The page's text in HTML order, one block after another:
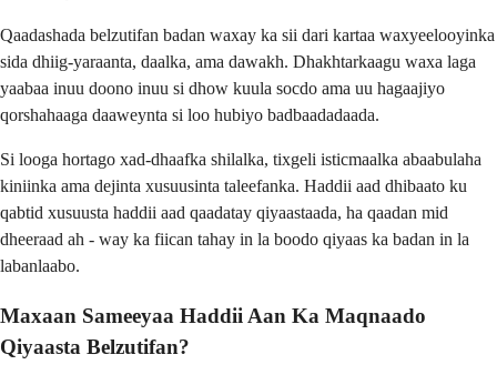
Qaadashada belzutifan badan waxay ka sii dari kartaa waxyeelooyinka
sida dhiig-yaraanta, daalka, ama dawakh. Dhakhtarkaagu waxa laga
yaabaa inuu doono inuu si dhow kuula socdo ama uu hagaajiyo
qorshahaaga daaweynta si loo hubiyo badbaadadaada.
Si looga hortago xad-dhaafka shilalka, tixgeli isticmaalka abaabulaha
kiniinka ama dejinta xusuusinta taleefanka. Haddii aad dhibaato ku
qabtid xusuusta haddii aad qaadatay qiyaastaada, ha qaadan mid
dheeraad ah - way ka fiican tahay in la boodo qiyaas ka badan in la
labanlaabo.
Maxaan Sameeyaa Haddii Aan Ka Maqnaado
Qiyaasta Belzutifan?